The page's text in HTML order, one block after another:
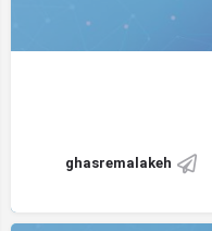
ghasremalakeh